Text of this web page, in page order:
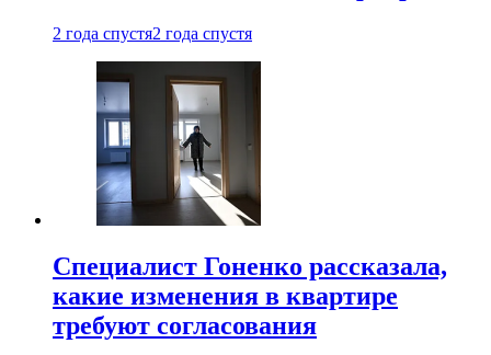
2 года спустя2 года спустя
Специалист Гоненко рассказала,
какие изменения в квартире
требуют согласования